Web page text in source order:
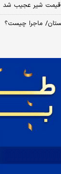
قیمت شیر عجیب شد